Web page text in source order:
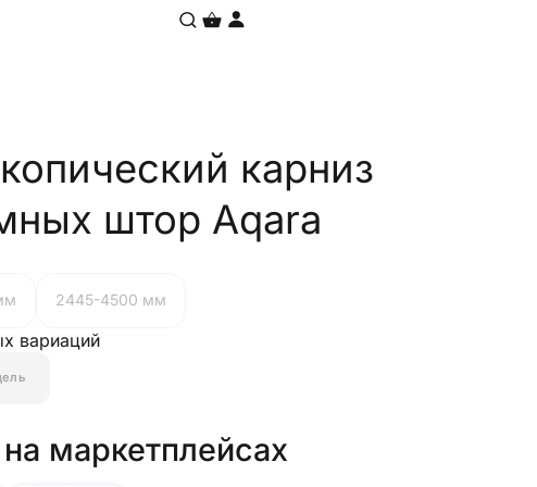
карниз
штор Aqara
2445-4500 мм
вариаций
маркетплейсах